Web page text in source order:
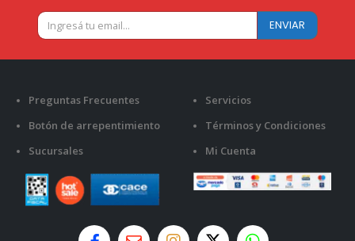
Preguntas Frecuentes
Botón de arrepentimiento
Sucursales
Servicios
Términos y Condiciones
Mi Cuenta